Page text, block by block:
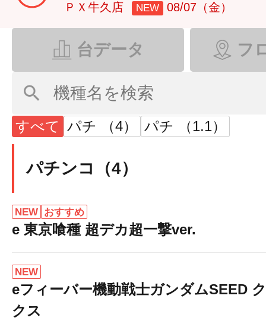
ＰＸ牛久店 NEW 08/07（金）
台データ フ
すべて パチ （4） パチ （1.1）
パチンコ（4）
NEW おすすめ
e 東京喰種 超デカ超一撃ver.
NEW
eフィーバー機動戦士ガンダムSEED
クス